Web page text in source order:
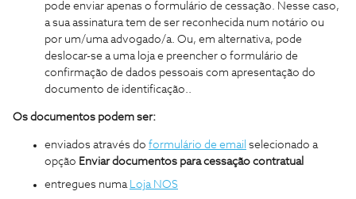
pode enviar apenas o formulário de cessação. Nesse caso,
a sua assinatura tem de ser reconhecida num notário ou
por um/uma advogado/a. Ou, em alternativa, pode
deslocar-se a uma loja e preencher o formulário de
confirmação de dados pessoais com apresentação do
documento de identificação..
Os documentos podem ser:
enviados através do formulário de email selecionado a
opção Enviar documentos para cessação contratual
entregues numa Loja NOS